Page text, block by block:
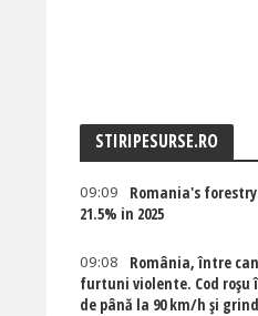
STIRIPESURSE.RO
09:09
Romania's
21.5% in 2025
09:08
România, între
furtuni violente. Cod roșu
de până la 90 km/h și